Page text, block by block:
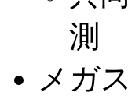
測
メガ